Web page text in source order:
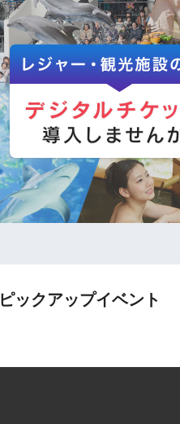
ピックアップイベント